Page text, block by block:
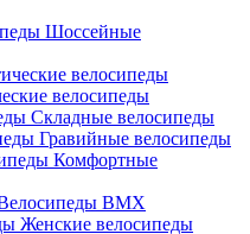
Шоссейные
велосипеды
Складные велосипеды
Гравийные велосипеды
Комфортные
BMX
Женские велосипеды